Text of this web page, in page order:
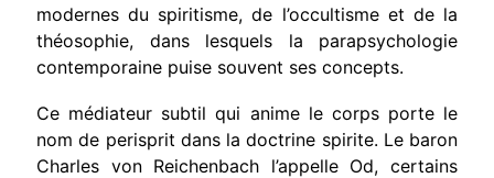
modernes du spiritisme, de l’occultisme et de la
théosophie, dans lesquels la parapsychologie
contemporaine puise souvent ses concepts.
Ce médiateur subtil qui anime le corps porte le
nom de perisprit dans la doctrine spirite. Le baron
Charles von Reichenbach l’appelle Od, certains